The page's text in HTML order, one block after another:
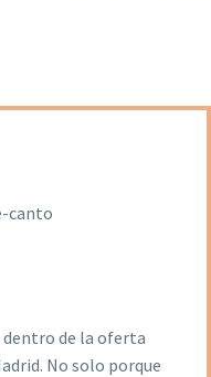
de la oferta
No solo porque